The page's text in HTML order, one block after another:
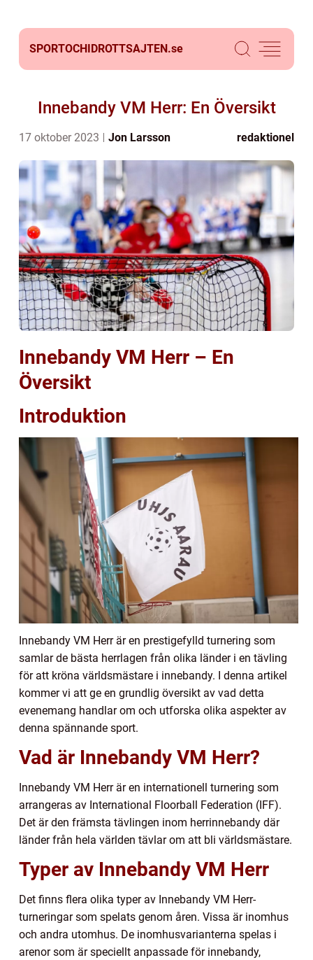
SPORTOCHIDROTTSAJTEN.se
Innebandy VM Herr: En Översikt
17 oktober 2023 Jon Larsson redaktionel
Innebandy VM Herr – En
Översikt
Introduktion
Innebandy VM Herr är en prestigefylld turnering som
samlar de bästa herrlagen från olika länder i en tävling
för att kröna världsmästare i innebandy. I denna artikel
kommer vi att ge en grundlig översikt av vad detta
evenemang handlar om och utforska olika aspekter av
denna spännande sport.
Vad är Innebandy VM Herr?
Innebandy VM Herr är en internationell turnering som
arrangeras av International Floorball Federation (IFF).
Det är den främsta tävlingen inom herrinnebandy där
länder från hela världen tävlar om att bli världsmästare.
Typer av Innebandy VM Herr
Det finns flera olika typer av Innebandy VM Herr-
turneringar som spelats genom åren. Vissa är inomhus
och andra utomhus. De inomhusvarianterna spelas i
arenor som är speciellt anpassade för innebandy,